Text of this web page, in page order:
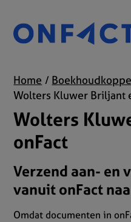
Home
Wolters Kluwer Briljant
Wolters
onFact
Verzend aan- en
vanuit onFact
Omdat documenten in